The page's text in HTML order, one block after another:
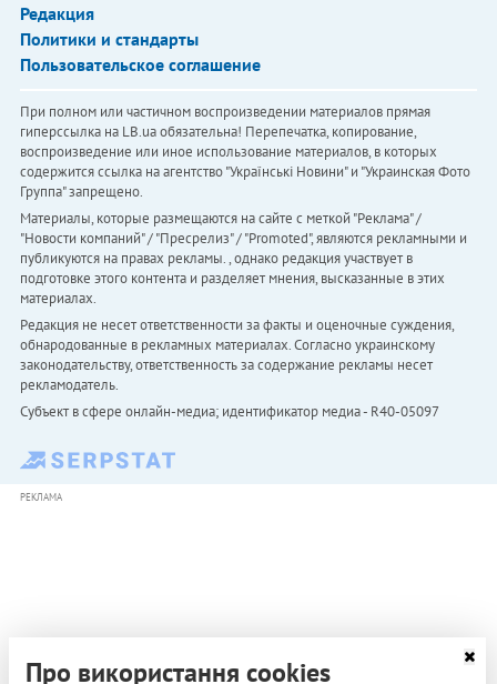
Редакция
Политики и стандарты
Пользовательское соглашение
При полном или частичном воспроизведении материалов прямая
гиперссылка на LB.ua обязательна! Перепечатка, копирование,
воспроизведение или иное использование материалов, в которых
содержится ссылка на агентство "Українськi Новини" и "Украинская Фото
Группа" запрещено.
Материалы, которые размещаются на сайте с меткой "Реклама" /
"Новости компаний" / "Пресрелиз" / "Promoted", являются рекламными и
публикуются на правах рекламы. , однако редакция участвует в
подготовке этого контента и разделяет мнения, высказанные в этих
материалах.
Редакция не несет ответственности за факты и оценочные суждения,
обнародованные в рекламных материалах. Согласно украинскому
законодательству, ответственность за содержание рекламы несет
рекламодатель.
Субъект в сфере онлайн-медиа; идентификатор медиа - R40-05097
РЕКЛАМА
Про використання cookies